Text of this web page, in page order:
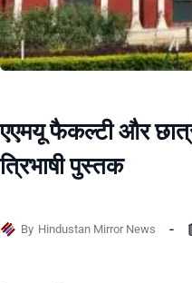
एएमयू फैकल्टी और
त्रिभाषी पुस्तक
By Hindustan Mirror News